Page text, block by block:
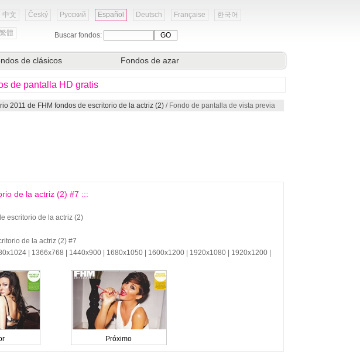
中文 Český Русский Español Deutsch Française 한국어
繁體 Buscar fondos:
de clásicos Fondos de azar
de pantalla HD gratis
2011 de FHM fondos de escritorio de la actriz (2) / Fondo de pantalla de vista previa
de la actriz (2) #7 :::
escritorio de la actriz (2)
de la actriz (2) #7
| 1366x768 | 1440x900 | 1680x1050 | 1600x1200 | 1920x1080 | 1920x1200 |
Próximo